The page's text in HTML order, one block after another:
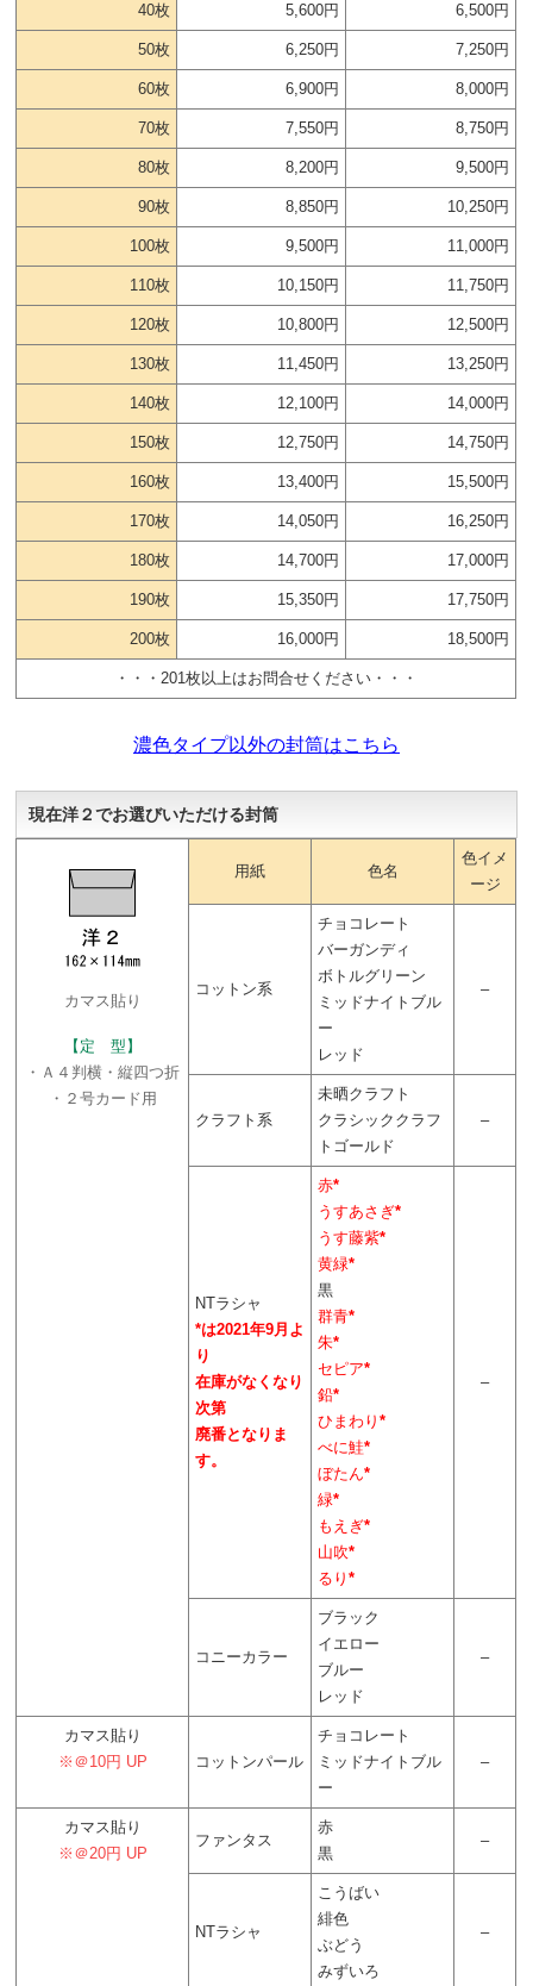
40枚 5,600円 6,500円
50枚 6,250円 7,250円
60枚 6,900円 8,000円
70枚 7,550円 8,750円
80枚 8,200円 9,500円
90枚 8,850円 10,250円
100枚 9,500円 11,000円
110枚 10,150円 11,750円
120枚 10,800円 12,500円
130枚 11,450円 13,250円
140枚 12,100円 14,000円
150枚 12,750円 14,750円
160枚 13,400円 15,500円
170枚 14,050円 16,250円
180枚 14,700円 17,000円
190枚 15,350円 17,750円
200枚 16,000円 18,500円
・・・201枚以上はお問合せください・・・
濃色タイプ以外の封筒はこちら
現在洋２でお選びいただける封筒
カマス貼り
【定 型】
・Ａ４判横・縦四つ折
・２号カード用
用紙 色名
色イメ
ージ
コットン系
チョコレート
バーガンディ
ボトルグリーン
ミッドナイトブル
ー
レッド
–
クラフト系
未晒クラフト
クラシッククラフ
トゴールド
–
NTラシャ
*は2021年9月よ
り
在庫がなくなり
次第
廃番となりま
す。
赤*
うすあさぎ*
うす藤紫*
黄緑*
黒
群青*
朱*
セピア*
鉛*
ひまわり*
べに鮭*
ぼたん*
緑*
もえぎ*
山吹*
るり*
–
コニーカラー
ブラック
イエロー
ブルー
レッド
–
カマス貼り
※＠10円 UP
コットンパール
チョコレート
ミッドナイトブル
ー
–
カマス貼り
※＠20円 UP
ファンタス
赤
黒
–
NTラシャ
こうばい
緋色
ぶどう
みずいろ
–